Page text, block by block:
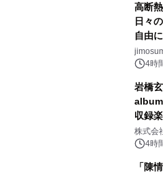
高断
日々
自由に
4時
岩橋
album
収録
株式会
4時
「陳